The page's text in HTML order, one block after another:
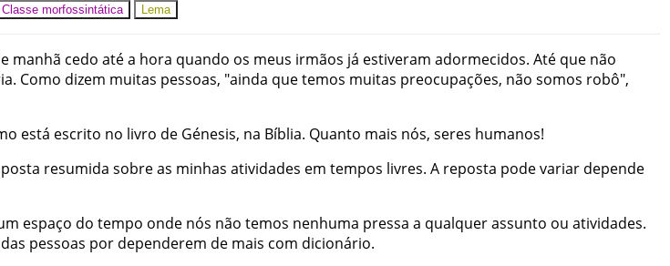
Classe morfossintática Lema
manhã cedo atéa hora quando os meus irmãos já estiveram adormecidos. Até que não
. Como dizem muitas pessoas, "ainda quetemos muitas preocupações, não somos robô",
está escrito no livro de Génesis, na Bíblia. Quanto mais nós, seres humanos!
resumida sobreas minhas atividades em tempos livres. A reposta podevariar depende
espaço do tempo onde nós não temos nenhuma pressa a qualquerassunto ou atividades.
das pessoas por dependerem de mais com dicionário.